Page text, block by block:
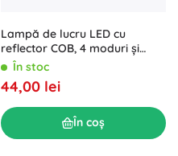
Lampă de lucru LED cu
reflector COB, 4 moduri și
powerbank
În stoc
44,00 lei
În coș